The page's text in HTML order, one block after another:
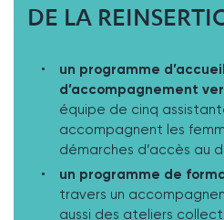
DE LA
un programme
d’accompagnement
équipe de cinq
accompagnent les
démarches d’accès au
un programme de
travers un
aussi des ateliers